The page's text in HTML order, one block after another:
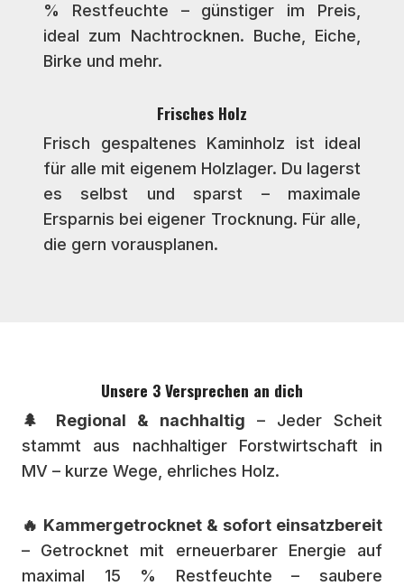
% Restfeuchte – günstiger im Preis,
ideal zum Nachtrocknen. Buche, Eiche,
Birke und mehr.
Frisches Holz
Frisch gespaltenes Kaminholz ist ideal
für alle mit eigenem Holzlager. Du lagerst
es selbst und sparst – maximale
Ersparnis bei eigener Trocknung. Für alle,
die gern vorausplanen.
Unsere 3 Versprechen an dich
🌲 Regional & nachhaltig – Jeder Scheit
stammt aus nachhaltiger Forstwirtschaft in
MV – kurze Wege, ehrliches Holz.
🔥 Kammergetrocknet & sofort einsatzbereit
– Getrocknet mit erneuerbarer Energie auf
maximal 15 % Restfeuchte – saubere